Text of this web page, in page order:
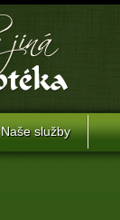
Naše služby